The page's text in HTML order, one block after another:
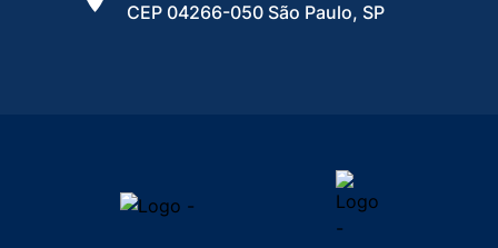
CEP 04266-050 São Paulo, SP